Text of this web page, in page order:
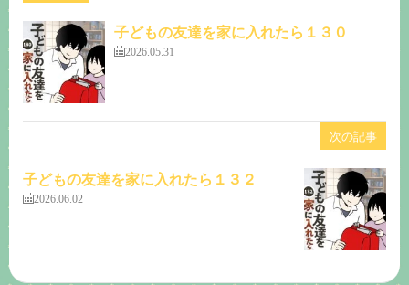
子どもの友達を家に入れたら１３０
2026.05.31
次の記事
子どもの友達を家に入れたら１３２
2026.06.02